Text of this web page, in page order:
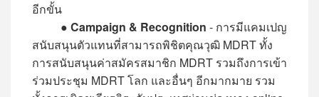
อีกขั้น
● Campaign & Recognition - การมีแคมเปญ
สนับสนุนตัวแทนที่สามารถพิชิตคุณวุฒิ MDRT ทั้ง
การสนับสนุนค่าสมัครสมาชิก MDRT รวมถึงการเข้า
ร่วมประชุม MDRT โลก และอื่นๆ อีกมากมาย รวม